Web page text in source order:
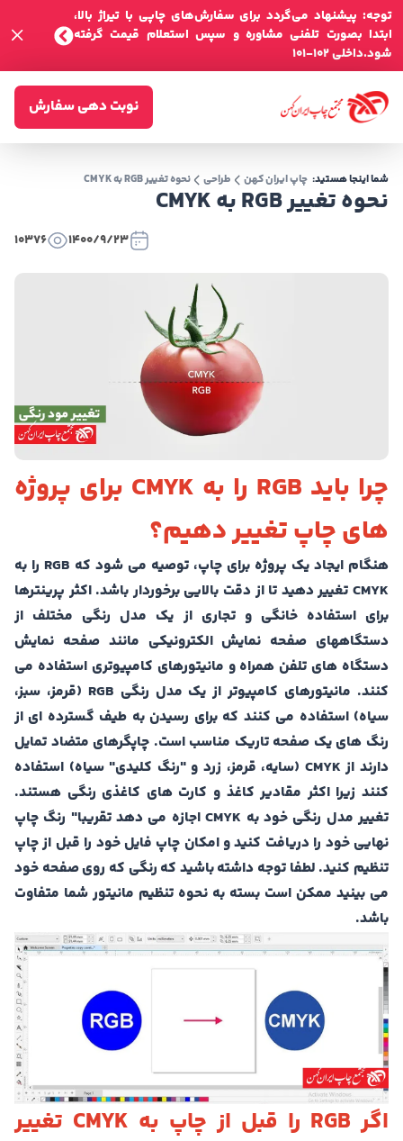
توجه: پیشنهاد می‌گردد برای سفارش‌های چاپی با تیراژ بالا،
ابتدا بصورت تلفنی مشاوره و سپس استعلام قیمت گرفته
شود.داخلی 102-101
نوبت دهی سفارش
نحوه تغییر RGB به CMYK
شما اینجا هستید: چاپ ایران کهن طراحی نحوه تغییر RGB به CMYK
1400/9/23
10376
چرا باید RGB را به CMYK برای پروژه
های چاپ تغییر دهیم؟
هنگام ایجاد یک پروژه برای چاپ، توصیه می شود که RGB را به
CMYK تغییر دهید تا از دقت بالایی برخوردار باشد. اکثر پرینترها
برای استفاده خانگی و تجاری از یک مدل رنگی مختلف از
دستگاههای صفحه نمایش الکترونیکی مانند صفحه نمایش
دستگاه های تلفن همراه و مانیتورهای کامپیوتری استفاده می
کنند. مانیتورهای کامپیوتر از یک مدل رنگی RGB (قرمز، سبز،
سیاه) استفاده می کنند که برای رسیدن به طیف گسترده ای از
رنگ های یک صفحه تاریک مناسب است. چاپگرهای متضاد تمایل
دارند از CMYK (سایه، قرمز، زرد و "رنگ کلیدی" سیاه) استفاده
کنند زیرا اکثر مقادیر کاغذ و کارت های کاغذی رنگی هستند.
تغییر مدل رنگی خود به CMYK اجازه می دهد تقریبا" رنگ چاپ
نهایی خود را دریافت کنید و امکان چاپ فایل خود را قبل از چاپ
تنظیم کنید. لطفا توجه داشته باشید که رنگی که روی صفحه خود
می بینید ممکن است بسته به نحوه تنظیم مانیتور شما متفاوت
باشد.
اگر RGB را قبل از چاپ به CMYK تغییر